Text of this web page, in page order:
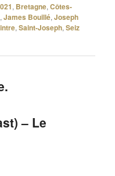
, Bretagne,Côtes-
,James Bouillé,Joseph
,Saint-Joseph,Seiz
– Le